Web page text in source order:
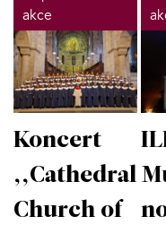
akce
Koncert
,,Cathedral
Church of